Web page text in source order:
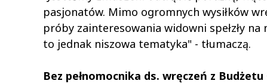
pasjonatów. Mimo ogromnych wysiłków
próby zainteresowania widowni spełzły
to jednak niszowa tematyka" - tłumaczą.
Bez pełnomocnika ds. wręczeń z